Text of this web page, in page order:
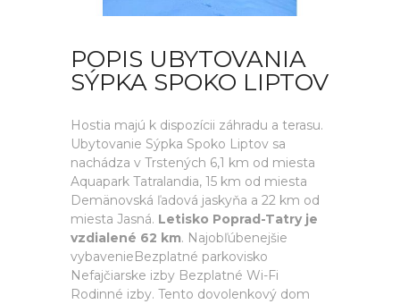
POPIS UBYTOVANIA
SÝPKA SPOKO LIPTOV
Hostia majú k dispozícii záhradu a terasu.
Ubytovanie Sýpka Spoko Liptov sa
nachádza v Trstených 6,1 km od miesta
Aquapark Tatralandia, 15 km od miesta
Demänovská ľadová jaskyňa a 22 km od
miesta Jasná. Letisko Poprad-Tatry je
vzdialené 62 km. Najobľúbenejšie
vybavenieBezplatné parkovisko
Nefajčiarske izby Bezplatné Wi-Fi
Rodinné izby. Tento dovolenkový dom